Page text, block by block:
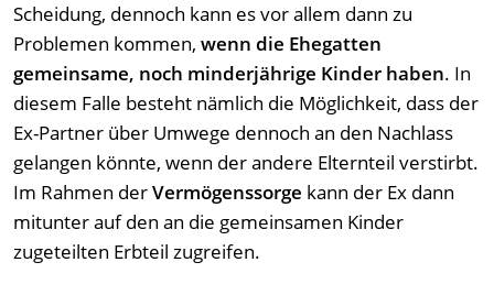
Scheidung, dennoch kann es vor allem dann zu
Problemen kommen, wenn die Ehegatten
gemeinsame, noch minderjährige Kinder haben. In
diesem Falle besteht nämlich die Möglichkeit, dass der
Ex-Partner über Umwege dennoch an den Nachlass
gelangen könnte, wenn der andere Elternteil verstirbt.
Im Rahmen derVermögenssorge kann der Ex dann
mitunter auf den an die gemeinsamen Kinder
zugeteilten Erbteil zugreifen.